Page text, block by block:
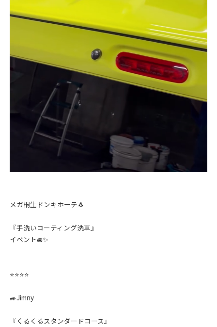
メガ桐生ドンキホーテ🐧
『手洗いコーティング洗車』
イベント🚘✨️
⭐️⭐️⭐️⭐️
🚙Jimny
『くるくるスタンダードコース』